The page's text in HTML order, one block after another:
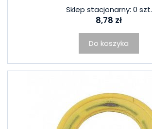
Sklep stacjonarny: 0 szt.
8,78 zł
Do koszyka